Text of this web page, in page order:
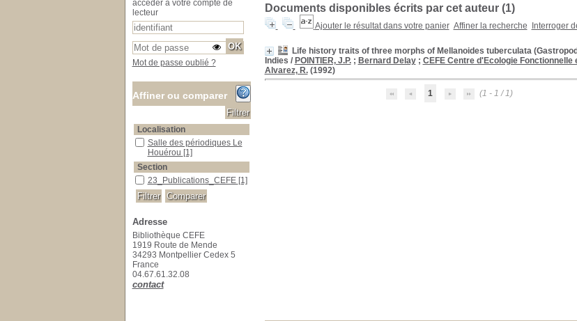
Documents disponibles écrits par cet auteur (1)
Ajouter le résultat dans votre panier Affiner la recherche Interroger
Life history traits of three morphs of Mellanoides tuberculata
Indies / POINTIER, J.P.; Bernard Delay; CEFE Centre d'Ecologie Fonctionnelle
Alvarez, R.(1992)
1 (1 - 1 / 1)
accéder à votre compte de
lecteur
Mot de passe oublié ?
Affiner ou comparer
Localisation
Salle des périodiques Le Houérou
Salle des périodiques Le
Houérou [1]
Section
23_Publications_CEFE
23_Publications_CEFE [1]
Adresse
Bibliothèque CEFE
1919 Route de Mende
34293 Montpellier Cedex 5
France
04.67.61.32.08
contact